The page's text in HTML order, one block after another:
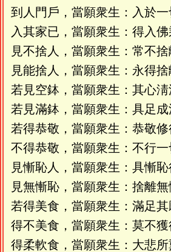
到人門戶，當願衆生：入於一
入其家已，當願衆生：得入佛
見不捨人，當願衆生：常不捨
見能捨人，當願衆生：永得捨
若見空鉢，當願衆生：其心淸
若見滿鉢，當願衆生：具足成
若得恭敬，當願衆生：恭敬修
不得恭敬，當願衆生：不行一
見慚恥人，當願衆生：具慚恥
見無慚恥，當願衆生：捨離無
若得美食，當願衆生：滿足其
得不美食，當願衆生：莫不獲
得柔軟食，當願衆生：大悲所